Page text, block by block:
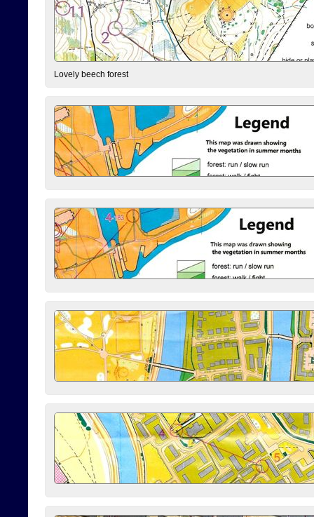
Lovely beech forest